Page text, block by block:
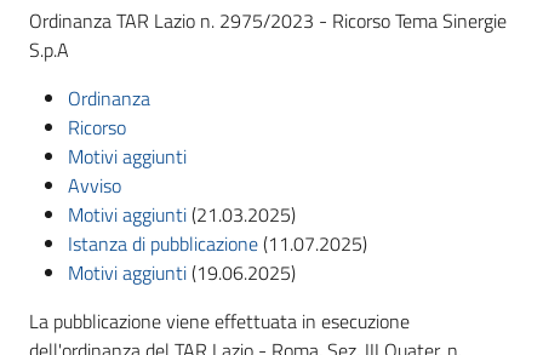
Ordinanza TAR Lazio n. 2975/2023 - Ricorso Tema Sinergie
S.p.A
Ordinanza
Ricorso
Motivi aggiunti
Avviso
Motivi aggiunti(21.03.2025)
Istanza di pubblicazione(11.07.2025)
Motivi aggiunti(19.06.2025)
La pubblicazione viene effettuata in esecuzione